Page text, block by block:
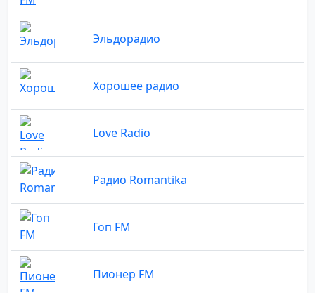
Эльдорадио
Хорошее радио
Love Radio
Радио Romantika
Гоп FM
Пионер FM